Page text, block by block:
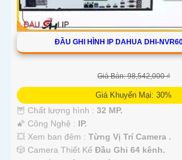
ĐẦU GHI HÌNH IP DAHUA DHI-
Giá Bán: 98,542,000 ₫
Giá Khuyến Mại: 30%
🦉 Chất lượng hình : 32 MP.
🌠 Công Nghệ : IP.
💥 Xem ban đêm : Từng Vị Trí Camera .
🎲 Camera Thiết Kế Đầu Ghi 64 kênh.